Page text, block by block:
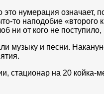
нумерация означает,
то наподобие «второго
ни от кого не
музыку и песни.
стационар на 20 койка-